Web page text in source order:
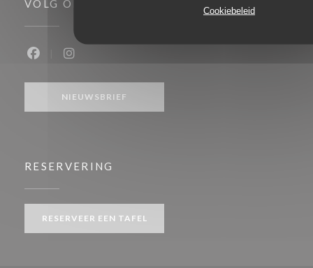
Cookiebeleid
VOLG ONS
NIEUWSBRIEF
RESERVERING
RESERVEER EEN TAFEL